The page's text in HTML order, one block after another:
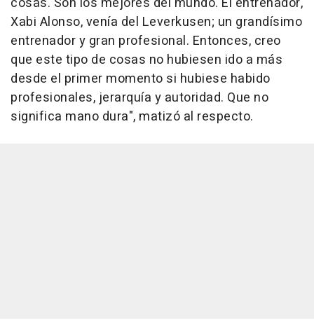
Xabi Alonso, venía del Leverkusen; un grandísimo
entrenador y gran profesional. Entonces, creo
que este tipo de cosas no hubiesen ido a más
desde el primer momento si hubiese habido
profesionales, jerarquía y autoridad. Que no
significa mano dura", matizó al respecto.